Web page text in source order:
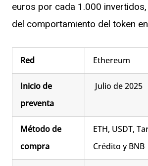
euros por cada 1.000
del comportamiento del token
Red Ethereum
Inicio de
preventa
Julio de 2025
Método de
compra
ETH, USDT,
Crédito y BNB